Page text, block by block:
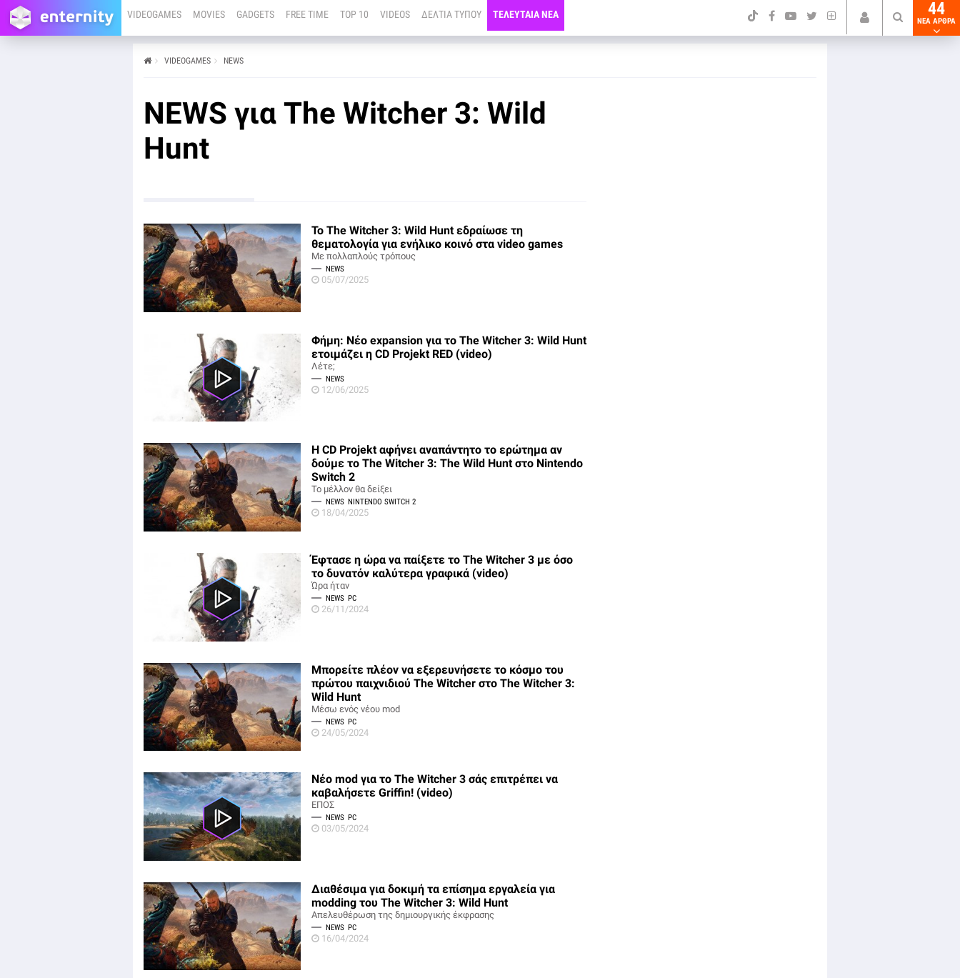
VIDEOGAMES MOVIES GADGETS FREE TIME TOP 10 VIDEOS ΔΕΛΤΙΑ ΤΥΠΟΥ ΤΕΛΕΥΤΑΙΑ ΝΕΑ 44
NEA ΑΡΘΡΑ
VIDEOGAMES NEWS
NEWS για The Witcher 3: Wild
Hunt
Το The Witcher 3: Wild Hunt εδραίωσε τη
θεματολογία για ενήλικο κοινό στα video games
Με πολλαπλούς τρόπους
NEWS
05/07/2025
Φήμη: Νέο expansion για το The Witcher 3: Wild Hunt
ετοιμάζει η CD Projekt RED (video)
Λέτε;
NEWS
12/06/2025
Η CD Projekt αφήνει αναπάντητο το ερώτημα αν
δούμε το The Witcher 3: The Wild Hunt στο Nintendo
Switch 2
Το μέλλον θα δείξει
NEWS NINTENDO SWITCH 2
18/04/2025
Έφτασε η ώρα να παίξετε το The Witcher 3 με όσο
το δυνατόν καλύτερα γραφικά (video)
Ώρα ήταν
NEWS PC
26/11/2024
Μπορείτε πλέον να εξερευνήσετε το κόσμο του
πρώτου παιχνιδιού The Witcher στο The Witcher 3:
Wild Hunt
Μέσω ενός νέου mod
NEWS PC
24/05/2024
Νέο mod για το The Witcher 3 σάς επιτρέπει να
καβαλήσετε Griffin! (video)
ΕΠΟΣ
NEWS PC
03/05/2024
Διαθέσιμα για δοκιμή τα επίσημα εργαλεία για
modding του The Witcher 3: Wild Hunt
Απελευθέρωση της δημιουργικής έκφρασης
NEWS PC
16/04/2024